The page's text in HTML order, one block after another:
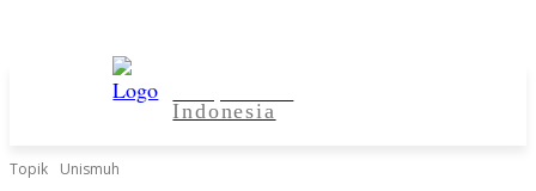
Indonesia
Topik Unismuh